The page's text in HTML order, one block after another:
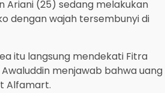
Ariani (25) sedang melakukan
dengan wajah tersembunyi di
itu langsung mendekati Fitra
menjawab bahwa uang
Alfamart.